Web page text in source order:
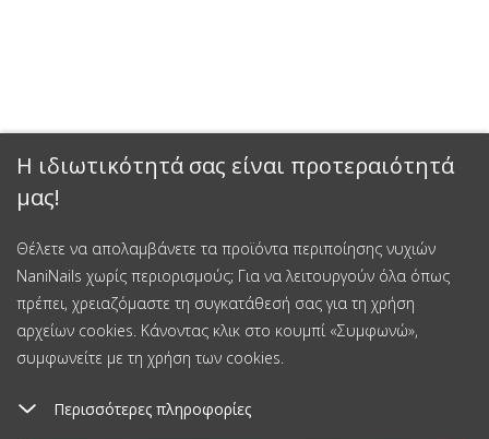
Η ιδιωτικότητά σας είναι προτεραιότητά
μας!
Θέλετε να απολαμβάνετε τα προϊόντα περιποίησης νυχιών
NaniNails χωρίς περιορισμούς; Για να λειτουργούν όλα όπως
πρέπει, χρειαζόμαστε τη συγκατάθεσή σας για τη χρήση
αρχείων cookies. Κάνοντας κλικ στο κουμπί «Συμφωνώ»,
συμφωνείτε με τη χρήση των cookies.
Περισσότερες πληροφορίες